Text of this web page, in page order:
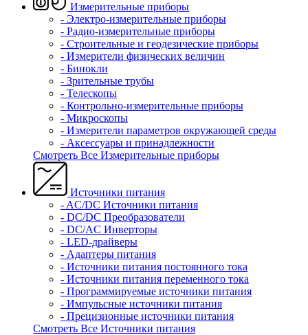
Измерительные приборы
- Электро-измерительные приборы
- Радио-измерительные приборы
- Строительные и геодезические приборы
- Измерители физических величин
- Бинокли
- Зрительные трубы
- Телескопы
- Контрольно-измерительные приборы
- Микроскопы
- Измерители параметров окружающей среды
- Аксессуары и принадлежности
Смотреть Все Измерительные приборы
Источники питания
- AC/DC Источники питания
- DC/DC Преобразователи
- DC/AC Инверторы
- LED-драйверы
- Адаптеры питания
- Источники питания постоянного тока
- Источники питания переменного тока
- Программируемые источники питания
- Импульсные источники питания
- Прецизионные источники питания
Смотреть Все Источники питания